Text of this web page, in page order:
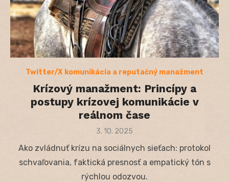
Twitter/X komunikácia a reputačný manažment
Krízový manažment: Princípy a
postupy krízovej komunikácie v
reálnom čase
Posted
3. 10. 2025
Ako zvládnuť krízu na sociálnych sieťach: protokol
schvaľovania, faktická presnosť a empatický tón s
rýchlou odozvou.